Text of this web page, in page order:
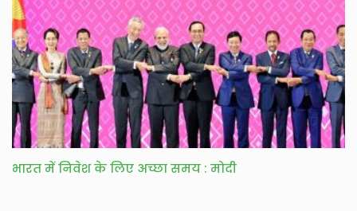
भारत में निवेश के लिए अच्छा समय : मोदी